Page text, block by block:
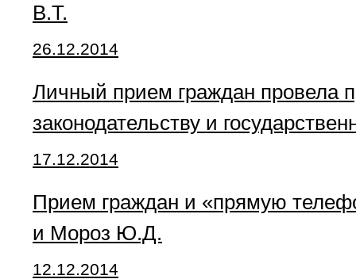
В.Т.
26.12.2014
Личный прием граждан провела
законодательству и
17.12.2014
Прием граждан и «прямую
и Мороз Ю.Д.
12.12.2014